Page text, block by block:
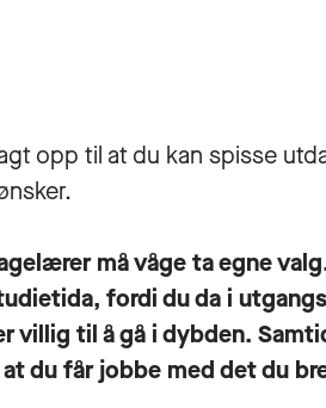
opp til at du kan spisse
må våge ta egne
fordi du da i
villig til å gå i dybden.
du får jobbe med det du